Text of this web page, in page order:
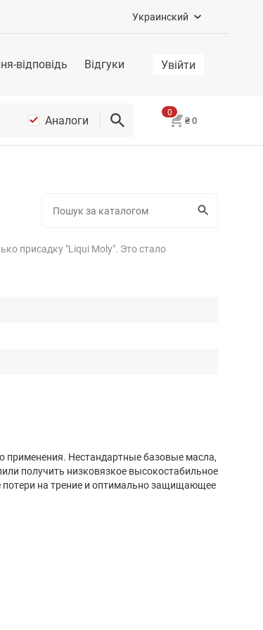
Украинский
відповідь Відгуки Увійти
Аналоги ₴0
0
присадку "Liqui Moly". Это стало
применения. Нестандартные базовые масла,
получить низковязкое высокостабильное
на трение и оптимально защищающее